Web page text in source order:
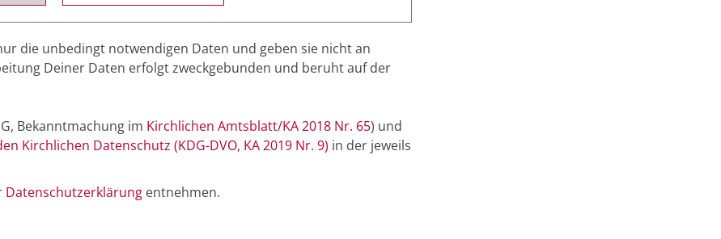
die unbedingt notwendigen Daten und geben sie nicht an
Deiner Daten erfolgt zweckgebunden und beruht auf der
Bekanntmachung im Kirchlichen Amtsblatt/KA 2018 Nr. 65) und
Kirchlichen Datenschutz (KDG-DVO, KA 2019 Nr. 9) in der jeweils
Datenschutzerklärung entnehmen.